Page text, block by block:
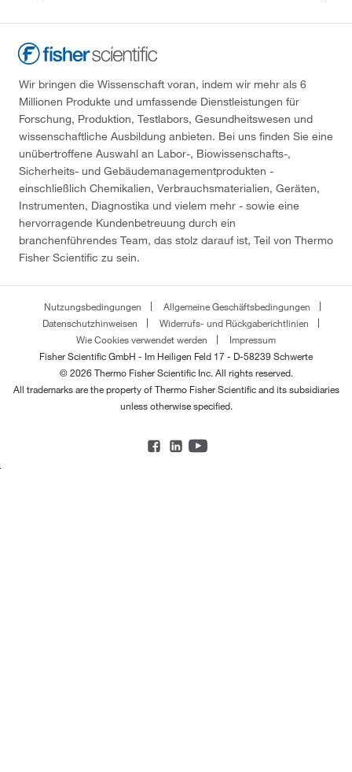
Wir bringen die Wissenschaft voran, indem wir mehr als 6
Millionen Produkte und umfassende Dienstleistungen für
Forschung, Produktion, Testlabors, Gesundheitswesen und
wissenschaftliche Ausbildung anbieten. Bei uns finden Sie eine
unübertroffene Auswahl an Labor-, Biowissenschafts-,
Sicherheits- und Gebäudemanagementprodukten -
einschließlich Chemikalien, Verbrauchsmaterialien, Geräten,
Instrumenten, Diagnostika und vielem mehr - sowie eine
hervorragende Kundenbetreuung durch ein
branchenführendes Team, das stolz darauf ist, Teil von Thermo
Fisher Scientific zu sein.
Nutzungsbedingungen
Allgemeine Geschäftsbedingungen
Datenschutzhinweisen
Widerrufs- und Rückgaberichtlinien
Wie Cookies verwendet werden
Impressum
Fisher Scientific GmbH - Im Heiligen Feld 17 - D-58239 Schwerte
© 2026 Thermo Fisher Scientific Inc. All rights reserved.
All trademarks are the property of Thermo Fisher Scientific and its subsidiaries
unless otherwise specified.